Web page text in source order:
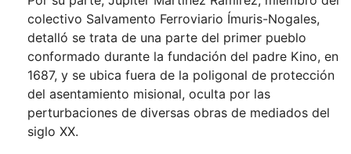
colectivo Salvamento Ferroviario Ímuris-Nogales,
detalló se trata de una parte del primer pueblo
conformado durante la fundación del padre Kino, en
1687, y se ubica fuera de la poligonal de protección
del asentamiento misional, oculta por las
perturbaciones de diversas obras de mediados del
siglo XX.